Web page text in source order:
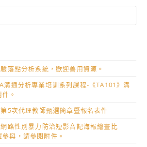
落點分析系統，歡迎善用資源。
溝通分析專業培訓系列課程-《TA101》溝
。
5次代理教師甄選簡章暨報名表件
路性別暴力防治短影音記海報繪畫比
與，請參閱附件。